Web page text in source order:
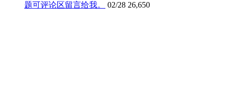
题可评论区留言给我。
02/28 26,650